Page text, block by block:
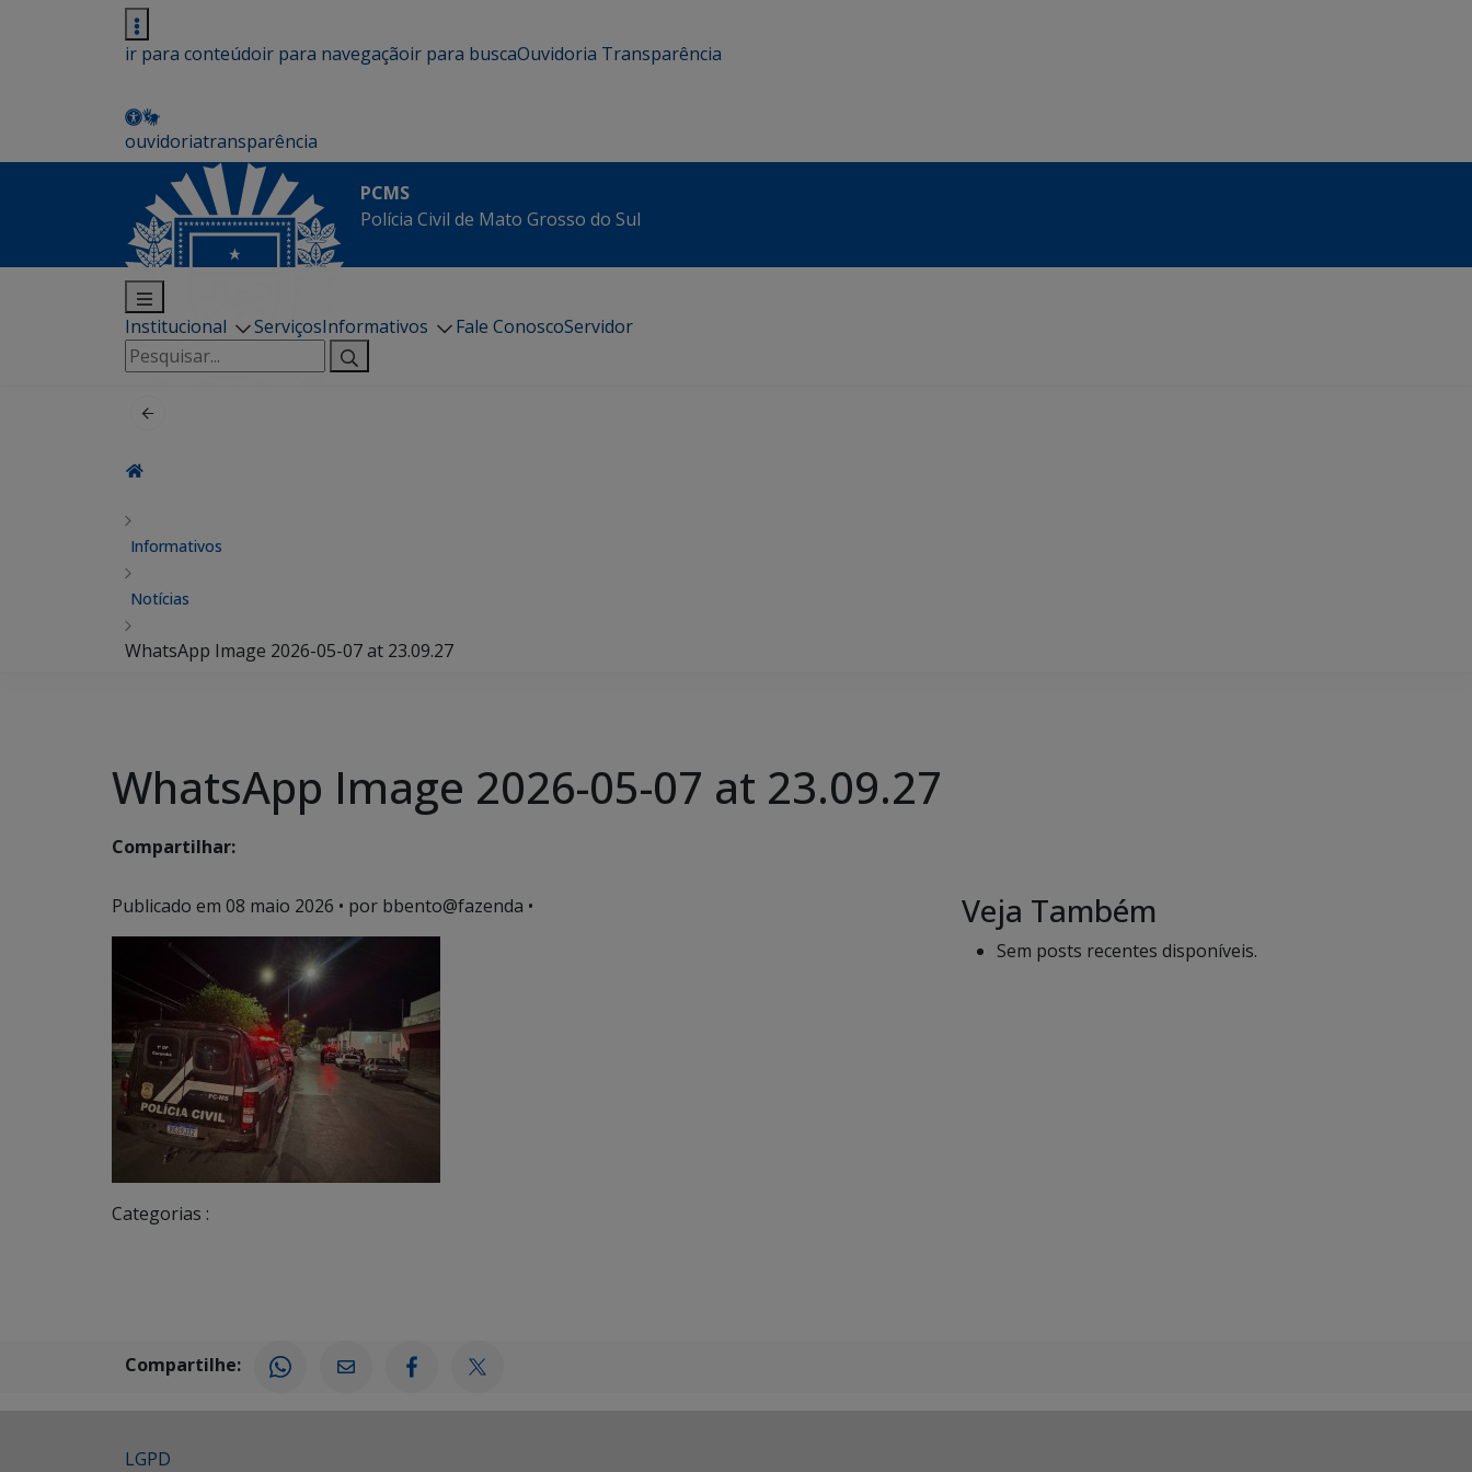
ir para conteúdoir para navegaçãoir para buscaOuvidoria Transparência
ouvidoriatransparência
PCMS
Polícia Civil de Mato Grosso do Sul
Institucional ServiçosInformativos Fale ConoscoServidor
Pesquisar
por:
Informativos
Notícias
WhatsApp Image 2026-05-07 at 23.09.27
WhatsApp Image 2026-05-07 at 23.09.27
Compartilhar:
Publicado em 08 maio 2026 • por bbento@fazenda •
Categorias :
Veja Também
Sem posts recentes disponíveis.
Compartilhe:
LGPD